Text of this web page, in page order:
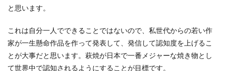
と思います。
これは自分一人でできることではないので、私世代からの若い作
家が一生懸命作品を作って発表して、発信して認知度を上げるこ
とが大事だと思います。萩焼が日本で一番メジャーな焼き物とし
て世界中で認知されるようにすることが目標です。